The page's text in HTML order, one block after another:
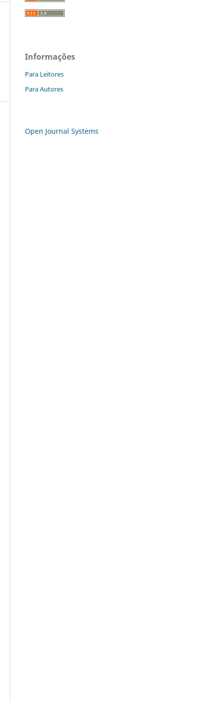
Informações
Para Leitores
Para Autores
Open Journal Systems